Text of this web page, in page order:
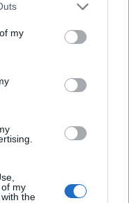
my
my
the
hogy
től egészen új
politika. Ez két
uniós
küzdelmet a
mást...